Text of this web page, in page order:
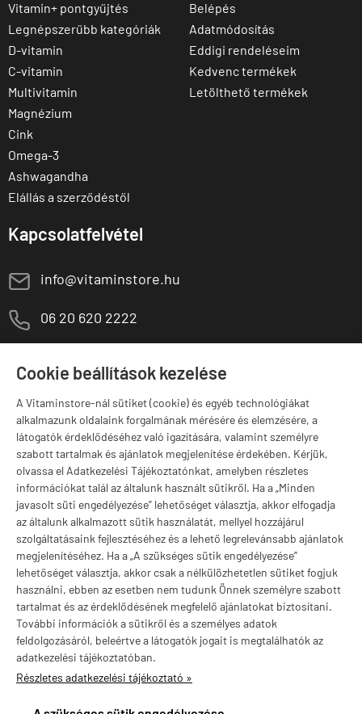
Cookie beállítások kezelése
A Vitaminstore-nál sütiket (cookie) és egyéb technológiákat
alkalmazunk oldalaink forgalmának mérésére és elemzésére, a
látogatók érdeklődéséhez való igazítására, valamint személyre
szabott tartalmak és ajánlatok megjelenítése érdekében. Kérjük,
olvassa el Adatkezelési Tájékoztatónkat, amelyben részletes
információkat talál az általunk használt sütikről. Ha a „Minden
javasolt süti engedélyezése” lehetőséget választja, akkor elfogadja
az általunk alkalmazott sütik használatát, mellyel hozzájárul
szolgáltatásaink fejlesztéséhez és a lehető legrelevánsabb ajánlatok
megjelenítéséhez. Ha a „A szükséges sütik engedélyezése”
lehetőséget választja, akkor csak a nélkülözhetetlen sütiket fogjuk
használni, ebben az esetben nem tudunk Önnek személyre szabott
tartalmat és az érdeklődésének megfelelő ajánlatokat biztosítani.
További információk a sütikről és a személyes adatok
feldolgozásáról, beleértve a látogatók jogait is megtalálhatók az
adatkezelési tájékoztatóban.
Részletes adatkezelési tájékoztató »
Vitamin+ pontgyűjtés
Legnépszerűbb kategóriák
D-vitamin
C-vitamin
Multivitamin
Magnézium
Cink
Omega-3
Ashwagandha
Elállás a szerződéstől
Belépés
Adatmódosítás
Eddigi rendeléseim
Kedvenc termékek
Letölthető termékek
Kapcsolatfelvétel
E info@vitaminstore.hu
M 06 20 620 2222
Szugló u. 83-85.
Márkák
Valuta választás
vitaminstore.hu -Vitaminstore / Gymstore Hungary